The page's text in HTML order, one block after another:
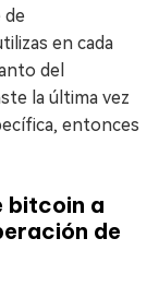
de
en cada
del
la última vez
entonces
bitcoin a
de